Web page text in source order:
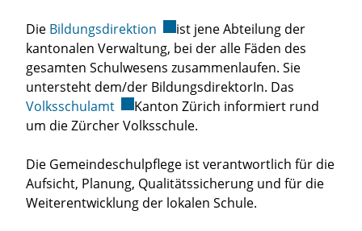
Die Bildungsdirektion Externer Link wird in einem
ist jene Abteilung der
kantonalen Verwaltung, bei der alle Fäden des
gesamten Schulwesens zusammenlaufen. Sie
untersteht dem/der BildungsdirektorIn. Das
Volksschulamt Externer Link wird in einem neuen
Kanton Zürich informiert rund
um die Zürcher Volksschule.
Die Gemeindeschulpflege ist verantwortlich für die
Aufsicht, Planung, Qualitätssicherung und für die
Weiterentwicklung der lokalen Schule.